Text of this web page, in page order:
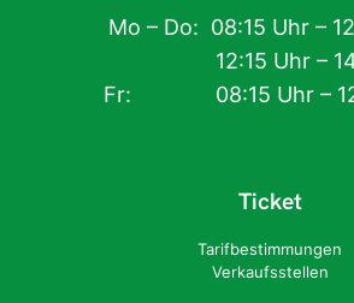
Mo – Do: 08:15 Uhr –
12:15 Uhr –
Fr: 08:15 Uhr –
Ticket
Tarifbestimmungen
Verkaufsstellen